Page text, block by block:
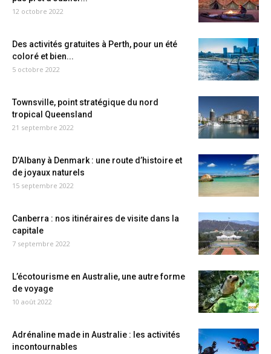
12 octobre 2022
Des activités gratuites à Perth, pour un été
coloré et bien...
5 octobre 2022
Townsville, point stratégique du nord
tropical Queensland
21 septembre 2022
D’Albany à Denmark : une route d’histoire et
de joyaux naturels
15 septembre 2022
Canberra : nos itinéraires de visite dans la
capitale
7 septembre 2022
L’écotourisme en Australie, une autre forme
de voyage
10 août 2022
Adrénaline made in Australie : les activités
incontournables